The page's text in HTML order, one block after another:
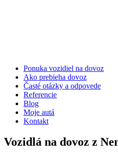
Ponuka vozidiel na dovoz
Ako prebieha dovoz
Časté otázky a odpovede
Referencie
Blog
Moje autá
Kontakt
Vozidlá na dovoz z